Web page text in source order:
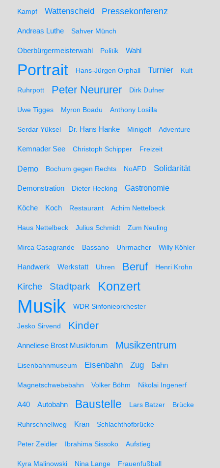
Kampf Wattenscheid Pressekonferenz
Andreas Luthe Sahver Münch
Oberbürgermeisterwahl Politik Wahl
Portrait Hans-Jürgen Orphall Turnier Kult
Ruhrpott Peter Neururer Dirk Dufner
Uwe Tigges Myron Boadu Anthony Losilla
Serdar Yüksel Dr. Hans Hanke Minigolf Adventure
Kemnader See Christoph Schipper Freizeit
Demo Bochum gegen Rechts NoAFD Solidarität
Demonstration Dieter Hecking Gastronomie
Köche Koch Restaurant Achim Nettelbeck
Haus Nettelbeck Julius Schmidt Zum Neuling
Mirca Casagrande Bassano Uhrmacher Willy Köhler
Handwerk Werkstatt Uhren Beruf Henri Krohn
Kirche Stadtpark Konzert
Musik WDR Sinfonieorchester
Jesko Sirvend Kinder
Anneliese Brost Musikforum Musikzentrum
Eisenbahnmuseum Eisenbahn Zug Bahn
Magnetschwebebahn Volker Böhm Nikolai Ingenerf
A40 Autobahn Baustelle Lars Batzer Brücke
Ruhrschnellweg Kran Schlachthofbrücke
Peter Zeidler Ibrahima Sissoko Aufstieg
Kyra Malinowski Nina Lange Frauenfußball